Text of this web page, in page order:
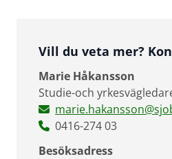
Vill du veta mer?
Marie Håkansson
Studie-och
0416-274 03
Besöksadress